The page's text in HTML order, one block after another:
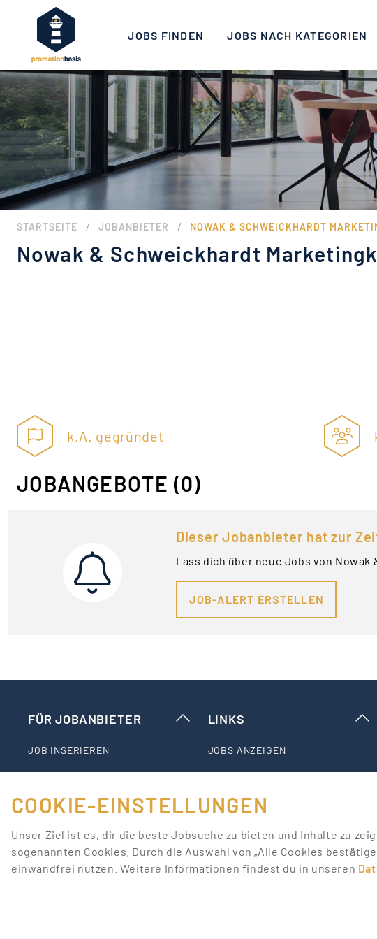
JOBS FINDEN JOBS NACH KATEGORIEN
STARTSEITE / JOBANBIETER / NOWAK & SCHWEICKHARDT
Nowak & Schweickhardt
k.A. gegründet
JOBANGEBOTE (0)
Dieser Jobanbieter hat zur
Lass dich über neue Jobs von
JOB-ALERT ERSTELLEN
FÜR JOBANBIETER
JOB INSERIEREN
STELLENANZEIGEN-PAKETE
LINKS
JOBS ANZEIGEN
PROMOTIONFORUM
COOKIE-EINSTELLUNGEN
Unser Ziel ist es, dir die beste Jobsuche zu bieten und Inhalte zu
sogenannten Cookies. Durch die Auswahl von „Alle Cookies
einwandfrei nutzen. Weitere Informationen findest du in unseren